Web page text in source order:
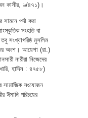
কাসীর, ৬/৪৭১)।
পর্দা করা
সংহতি বা
সংখ্যাগরিষ্ঠ মুসলিম
অংশ। আয়েশা (রা.)
নারীরা নিজেদের
হাদিস : ৪৭৫৮)
সামাজিক সংযোজন
ঈমানি পরিচয়ের